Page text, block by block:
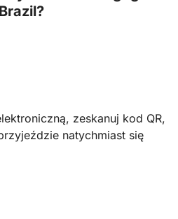
Brazil?
zeskanuj kod QR,
natychmiast się